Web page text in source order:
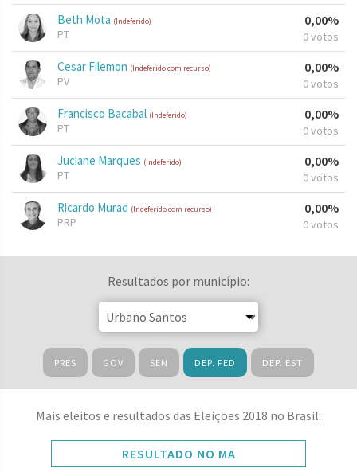
Beth Mota (Indeferido)
PT
0,00%
0 votos
Cesar Filemon (Indeferido com recurso)
PV
0,00%
0 votos
Francisco Bacabal (Indeferido)
PT
0,00%
0 votos
Juciane Marques (Indeferido)
PT
0,00%
0 votos
Ricardo Murad (Indeferido com recurso)
PRP
0,00%
0 votos
Resultados por município:
PRES GOV SEN DEP. FED DEP. EST
Mais eleitos e resultados das Eleições 2018 no Brasil:
RESULTADO NO MA